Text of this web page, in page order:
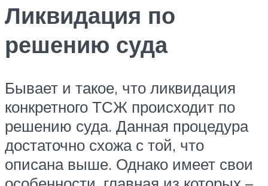
Ликвидация по
решению суда
Бывает и такое, что ликвидация
конкретного ТСЖ происходит по
решению суда. Данная процедура
достаточно схожа с той, что
описана выше. Однако имеет свои